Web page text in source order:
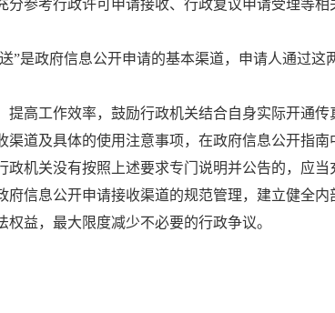
分参考行政许可申请接收、行政复议申请受理等
”是政府信息公开申请的基本渠道，申请人通过
提高工作效率，鼓励行政机关结合自身实际开通
渠道及具体的使用注意事项，在政府信息公开指
机关没有按照上述要求专门说明并公告的，应当
府信息公开申请接收渠道的规范管理，建立健全
益，最大限度减少不必要的行政争议。